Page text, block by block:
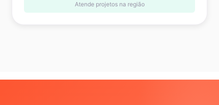
Atende projetos na região